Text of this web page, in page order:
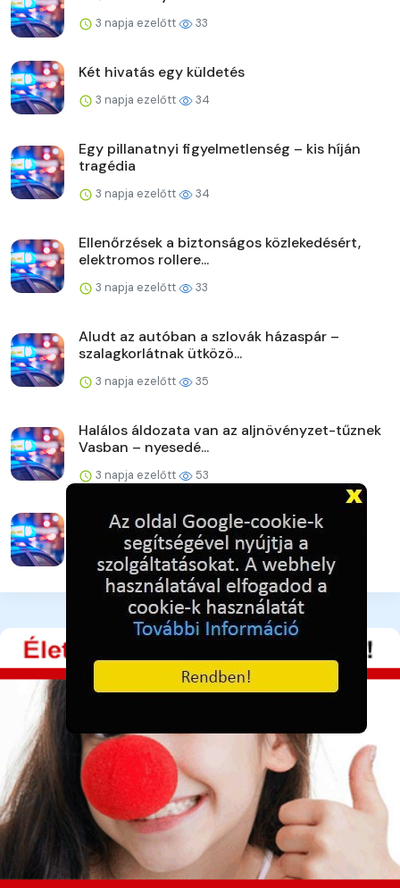
3 napja ezelőtt 33
Két hivatás egy küldetés
3 napja ezelőtt 34
Egy pillanatnyi figyelmetlenség – kis híján
tragédia
3 napja ezelőtt 34
Ellenőrzések a biztonságos közlekedésért,
elektromos rollere...
3 napja ezelőtt 33
Aludt az autóban a szlovák házaspár –
szalagkorlátnak ütközö...
3 napja ezelőtt 35
Halálos áldozata van az aljnövényzet-tűznek
Vasban – nyesedé...
3 napja ezelőtt 53
Egy mezőn találtak rá
4 napja ezelőtt 36